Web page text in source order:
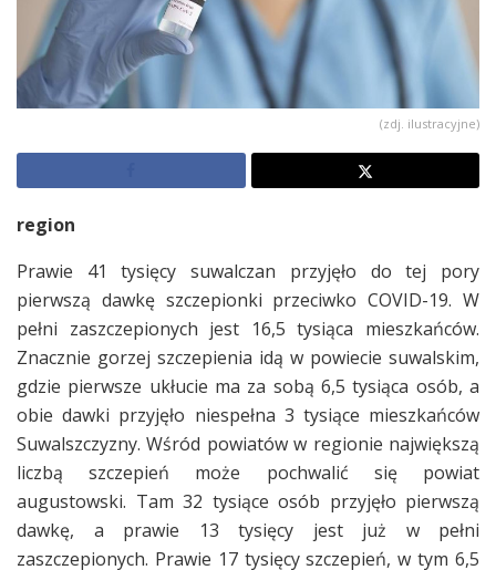
(zdj. ilustracyjne)
region
Prawie 41 tysięcy suwalczan przyjęło do tej pory
pierwszą dawkę szczepionki przeciwko COVID-19. W
pełni zaszczepionych jest 16,5 tysiąca mieszkańców.
Znacznie gorzej szczepienia idą w powiecie suwalskim,
gdzie pierwsze ukłucie ma za sobą 6,5 tysiąca osób, a
obie dawki przyjęło niespełna 3 tysiące mieszkańców
Suwalszczyzny. Wśród powiatów w regionie największą
liczbą szczepień może pochwalić się powiat
augustowski. Tam 32 tysiące osób przyjęło pierwszą
dawkę, a prawie 13 tysięcy jest już w pełni
zaszczepionych. Prawie 17 tysięcy szczepień, w tym 6,5